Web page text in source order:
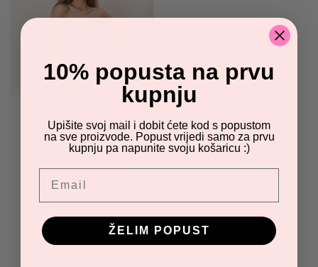
CRO top
60.00€
Odaberi opcije
10% popusta na prvu
kupnju
Upišite svoj mail i dobit ćete kod s popustom
na sve proizvode. Popust vrijedi samo za prvu
kupnju pa napunite svoju košaricu :)
ŽELIM POPUST